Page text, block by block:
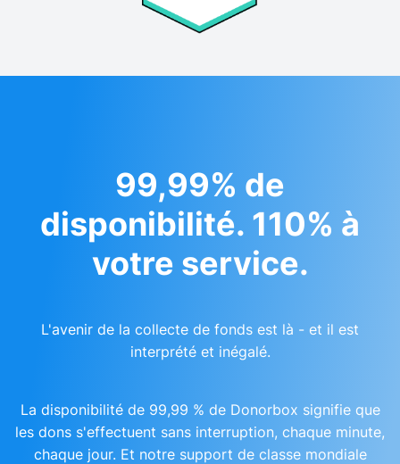
99,99% de
disponibilité. 110% à
votre service.
L'avenir de la collecte de fonds est là - et il est
interprété et inégalé.
La disponibilité de 99,99 % de Donorbox signifie que
les dons s'effectuent sans interruption, chaque minute,
chaque jour. Et notre support de classe mondiale